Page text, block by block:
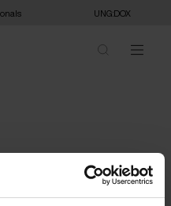
UNG:DOX
that - or it doesn't exist. Please